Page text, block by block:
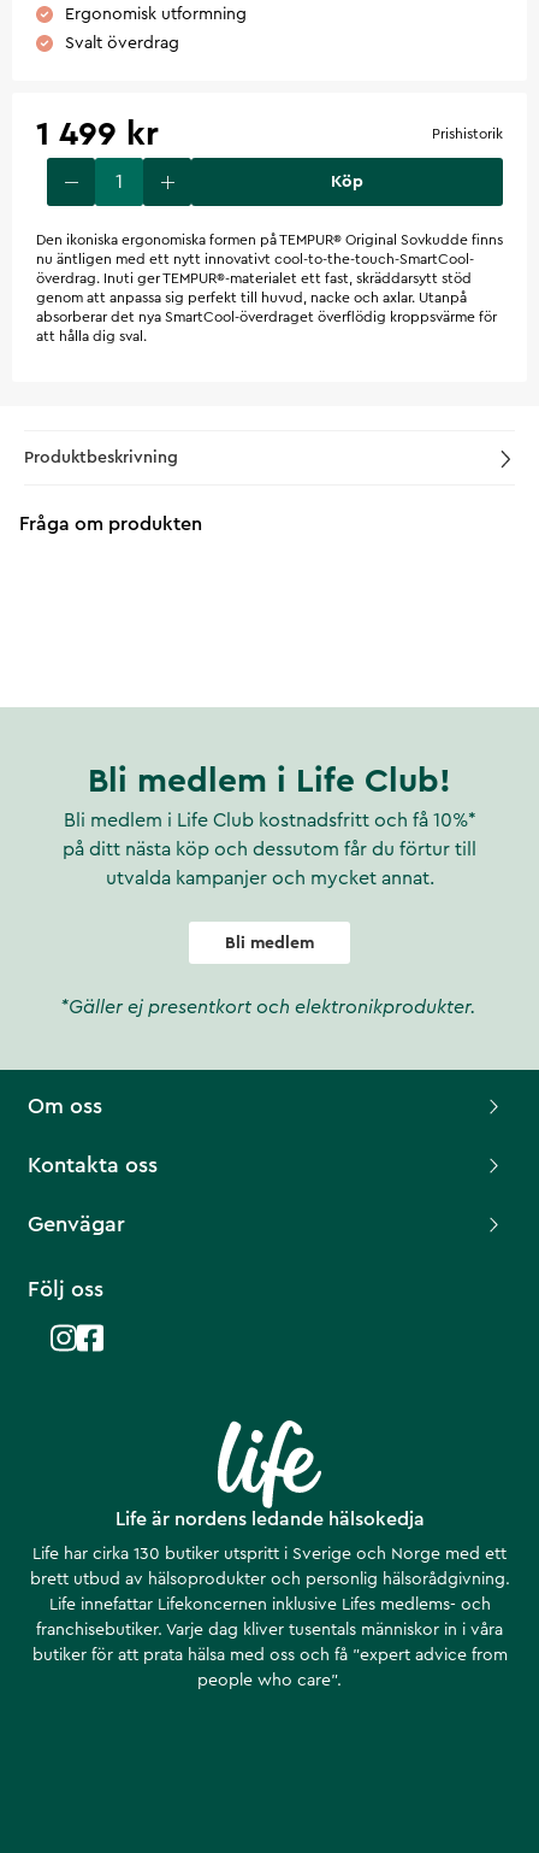
Ergonomisk utformning
Svalt överdrag
1 499 kr Prishistorik
Köp
Den ikoniska ergonomiska formen på TEMPUR® Original Sovkudde finns
nu äntligen med ett nytt innovativt cool-to-the-touch-SmartCool-
överdrag. Inuti ger TEMPUR®-materialet ett fast, skräddarsytt stöd
genom att anpassa sig perfekt till huvud, nacke och axlar. Utanpå
absorberar det nya SmartCool-överdraget överflödig kroppsvärme för
att hålla dig sval.
Produktbeskrivning
Fråga om produkten
Bli medlem i Life Club!
Bli medlem i Life Club kostnadsfritt och få 10%*
på ditt nästa köp och dessutom får du förtur till
utvalda kampanjer och mycket annat.
Bli medlem
*Gäller ej presentkort och elektronikprodukter.
Life är nordens ledande hälsokedja
Life har cirka 130 butiker utspritt i Sverige och Norge med ett
brett utbud av hälsoprodukter och personlig hälsorådgivning.
Life innefattar Lifekoncernen inklusive Lifes medlems- och
franchisebutiker. Varje dag kliver tusentals människor in i våra
butiker för att prata hälsa med oss och få ”expert advice from
people who care”.
Om oss
Kontakta oss
Genvägar
Följ oss